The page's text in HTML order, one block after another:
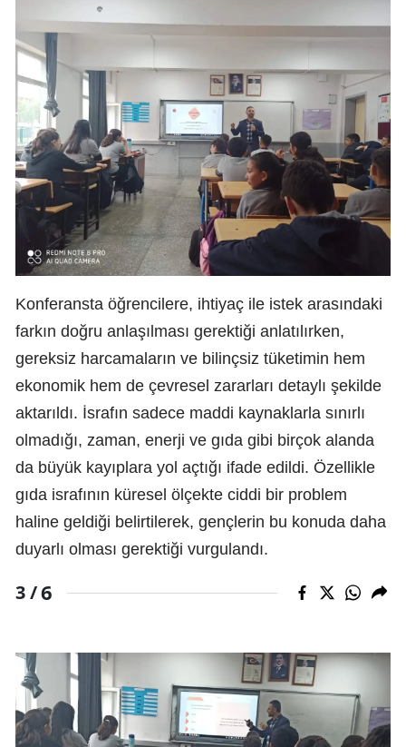
Konferansta öğrencilere, ihtiyaç ile istek arasındaki
farkın doğru anlaşılması gerektiği anlatılırken,
gereksiz harcamaların ve bilinçsiz tüketimin hem
ekonomik hem de çevresel zararları detaylı şekilde
aktarıldı. İsrafın sadece maddi kaynaklarla sınırlı
olmadığı, zaman, enerji ve gıda gibi birçok alanda
da büyük kayıplara yol açtığı ifade edildi. Özellikle
gıda israfının küresel ölçekte ciddi bir problem
haline geldiği belirtilerek, gençlerin bu konuda daha
duyarlı olması gerektiği vurgulandı.
3 /6